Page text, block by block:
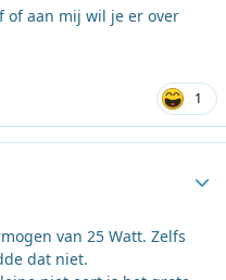
of aan mij wil je er over
1
van 25 Watt. Zelfs
dat niet.